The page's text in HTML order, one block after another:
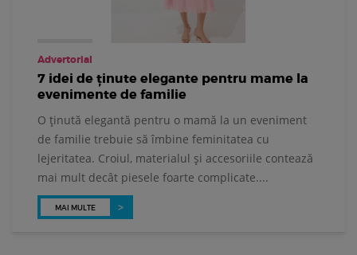
Advertorial
7 idei de ținute elegante pentru mame la
evenimente de familie
O ținută elegantă pentru o mamă la un eveniment
de familie trebuie să îmbine feminitatea cu
lejeritatea. Croiul, materialul și accesoriile contează
mai mult decât piesele foarte complicate....
MAI MULTE